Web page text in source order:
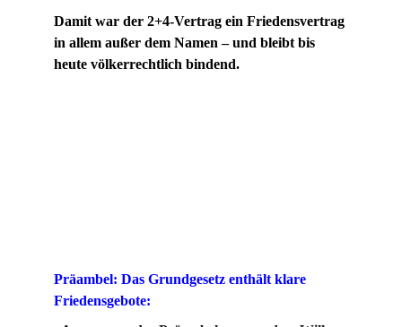
Damit war der 2+4-Vertrag ein Friedensvertrag
in allem außer dem Namen – und bleibt bis
heute völkerrechtlich bindend.
Präambel: Das Grundgesetz enthält klare
Friedensgebote: